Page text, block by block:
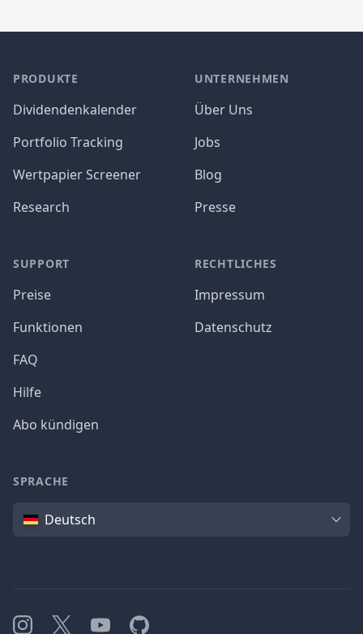
PRODUKTE
Dividendenkalender
Portfolio Tracking
Wertpapier Screener
Research
SUPPORT
Preise
Funktionen
FAQ
Hilfe
Abo kündigen
UNTERNEHMEN
Über Uns
Jobs
Blog
Presse
RECHTLICHES
Impressum
Datenschutz
SPRACHE
SpracheDeutsch
Instagram
X YouTubeGitHub